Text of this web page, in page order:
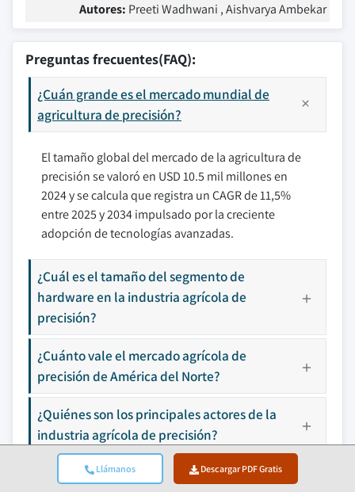
Llámanos Descargar PDF Gratis
Autores: Preeti Wadhwani , Aishvarya Ambekar
Preguntas frecuentes(FAQ):
¿Cuán grande es el mercado mundial de
agricultura de precisión?
El tamaño global del mercado de la agricultura de
precisión se valoró en USD 10.5 mil millones en
2024 y se calcula que registra un CAGR de 11,5%
entre 2025 y 2034 impulsado por la creciente
adopción de tecnologías avanzadas.
¿Cuál es el tamaño del segmento de
hardware en la industria agrícola de
precisión?
¿Cuánto vale el mercado agrícola de
precisión de América del Norte?
¿Quiénes son los principales actores de la
industria agrícola de precisión?